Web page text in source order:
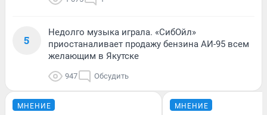
5
Недолго музыка играла. «СибОйл»
приостаналивает продажу бензина АИ-95 всем
желающим в Якутске
947 Обсудить
МНЕНИЕ МНЕНИЕ